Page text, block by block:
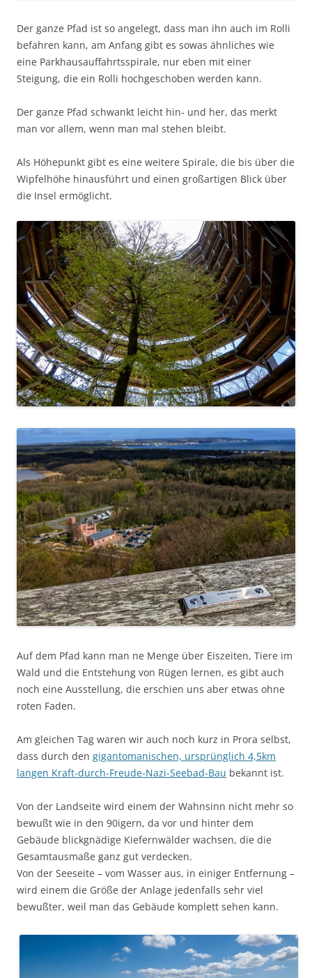
Der ganze Pfad ist so angelegt, dass man ihn auch im Rolli
befahren kann, am Anfang gibt es sowas ähnliches wie
eine Parkhausauffahrtsspirale, nur eben mit einer
Steigung, die ein Rolli hochgeschoben werden kann.
Der ganze Pfad schwankt leicht hin- und her, das merkt
man vor allem, wenn man mal stehen bleibt.
Als Höhepunkt gibt es eine weitere Spirale, die bis über die
Wipfelhöhe hinausführt und einen großartigen Blick über
die Insel ermöglicht.
Auf dem Pfad kann man ne Menge über Eiszeiten, Tiere im
Wald und die Entstehung von Rügen lernen, es gibt auch
noch eine Ausstellung, die erschien uns aber etwas ohne
roten Faden.
Am gleichen Tag waren wir auch noch kurz in Prora selbst,
dass durch den gigantomanischen, ursprünglich 4,5km
langen Kraft-durch-Freude-Nazi-Seebad-Bau bekannt ist.
Von der Landseite wird einem der Wahnsinn nicht mehr so
bewußt wie in den 90igern, da vor und hinter dem
Gebäude blickgnädige Kiefernwälder wachsen, die die
Gesamtausmaße ganz gut verdecken.
Von der Seeseite – vom Wasser aus, in einiger Entfernung –
wird einem die Größe der Anlage jedenfalls sehr viel
bewußter, weil man das Gebäude komplett sehen kann.